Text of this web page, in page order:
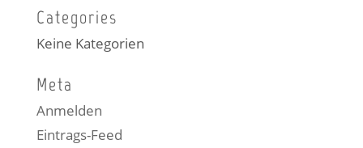
Categories
Keine Kategorien
Meta
Anmelden
Eintrags-Feed